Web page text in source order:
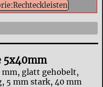
5x40mm
glatt gehobelt,
5 mm stark, 40 mm